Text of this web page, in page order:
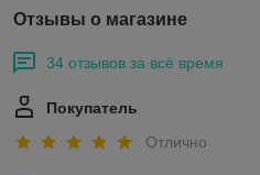
Отзывы о магазине
34 отзывов за всё время
Покупатель
Отлично